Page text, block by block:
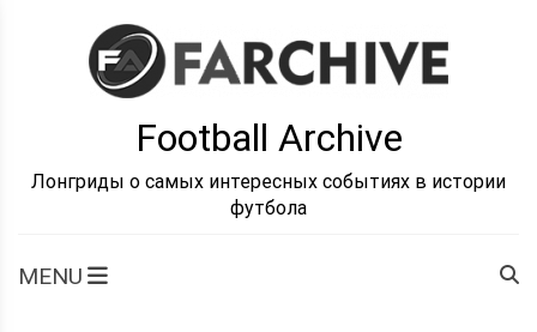
Football Archive
Лонгриды о самых интересных событиях в истории
футбола
MENU